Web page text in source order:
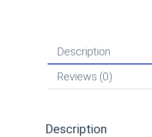
Description
Reviews (0)
Description